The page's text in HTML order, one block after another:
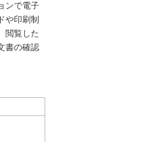
ンで電子
や印刷制
閲覧した
書の確認